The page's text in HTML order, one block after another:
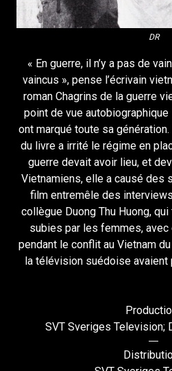
DR
« En guerre, il n’y a pas de
vaincus », pense l’écrivain
roman Chagrins de la guerre
point de vue
ont marqué toute sa
du livre a irrité le régime en
guerre devait avoir lieu, et
Vietnamiens, elle a causé des
film entremêle des
collègue Duong Thu Huong,
subies par les femmes,
pendant le conflit au Vietnam
la télévision suédoise avaient
SVT Sveriges Television;